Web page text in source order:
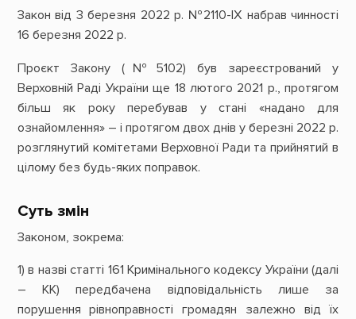
Закон від 3 березня 2022 р. №2110-IX набрав чинності
16 березня 2022 р.
Проєкт Закону (№5102) був зареєстрований у
Верховній Раді України ще 18 лютого 2021 р., протягом
більш як року перебував у стані «надано для
ознайомлення» – і протягом двох днів у березні 2022 р.
розглянутий комітетами Верховної Ради та прийнятий в
цілому без будь-яких поправок.
Суть змін
Законом, зокрема:
1) в назві статті 161 Кримінального кодексу України (далі
– КК) передбачена відповідальність лише за
порушення рівноправності громадян залежно від їх